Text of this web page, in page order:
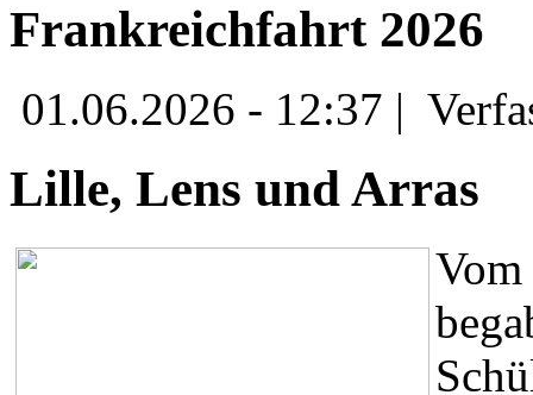
Frankreichfahrt 2026
01.06.2026 - 12:37 |
Lille, Lens und Arras